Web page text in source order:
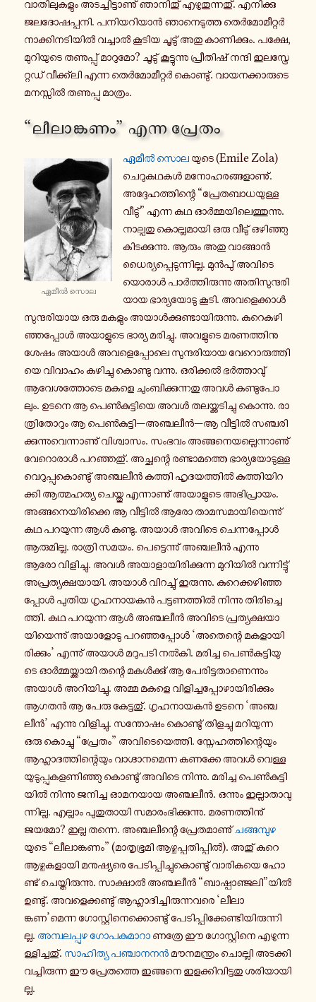
വാ​തി​ലു​ക​ളും അട​ച്ചി​ട്ടാ​ണു് ഞാ​നി​തു് എഴു​തു​ന്ന​തു്. എനി​ക്കു
ജല​ദോ​ഷ​പ്പ​നി. പനി​യ​റി​യാൻ ഞാ​നെ​ടു​ത്ത തെർ​മോ​മീ​റ്റർ
നാ​ക്കി​ന​ടി​യിൽ വച്ചാൽ കൂടിയ ചൂടു് അതു കാ​ണി​ക്കും. പക്ഷേ,
മു​റി​യു​ടെ തണു​പ്പു് മാ​റു​മോ? ചൂടു് കൂ​ട്ടു​ന്നു പ്രീ​തി​ഷ് നന്ദി ഇല​സ്ട്രേ​
റ്റ​ഡ് വീ​ക്ക്ലി എന്ന തെർ​മോ​മീ​റ്റർ കൊ​ണ്ടു്. വാ​യ​ന​ക്കാ​രു​ടെ
മന​സ്സിൽ തണു​പ്പു മാ​ത്രം.
“ലീ​ലാ​ങ്ക​ണം” എന്ന പ്രേ​തം
ഏമീൽ സൊല
ഏമീൽ സൊല യുടെ (Emile Zola)
ചെ​റു​ക​ഥ​കൾ മനോ​ഹ​ര​ങ്ങ​ളാ​ണു്.
അദ്ദേ​ഹ​ത്തി​ന്റെ “പ്രേ​ത​ബാ​ധ​യു​ള്ള
വീടു്” എന്ന കഥ ഓർ​മ്മ​യി​ലെ​ത്തു​ന്നു.
നാ​ല്പ​തു കൊ​ല്ല​മാ​യി ഒരു വീടു് ഒഴി​ഞ്ഞു
കി​ട​ക്കു​ന്നു. ആരും അതു വാ​ങ്ങാൻ
ധൈ​ര്യ​പ്പെ​ടു​ന്നി​ല്ല. മുൻ​പു് അവി​ടെ​
യൊ​രാൾ പാർ​ത്തി​രു​ന്നു അതി​സു​ന്ദ​രി​
യായ ഭാ​ര്യ​യോ​ടു കൂടി. അവ​ളെ​ക്കാൾ
സു​ന്ദ​രി​യായ ഒരു മകളും അയാൾ​ക്കു​ണ്ടാ​യി​രു​ന്നു. കു​റെ​ക​ഴി​
ഞ്ഞ​പ്പോൾ അയാ​ളു​ടെ ഭാര്യ മരി​ച്ചു. അവ​ളു​ടെ മര​ണ​ത്തി​നു
ശേഷം അയാൾ അവ​ളെ​പ്പോ​ലെ സു​ന്ദ​രി​യായ വേ​റൊ​രു​ത്തി​
യെ വി​വാ​ഹം കഴി​ച്ചു കൊ​ണ്ടു വന്നു. ഒരി​ക്കൽ ഭർ​ത്താ​വു്
ആവേ​ശ​ത്തോ​ടെ മകളെ ചും​ബി​ക്കു​ന്ന​തു അവൾ കണ്ടു​പോ​
ലും. ഉടനെ ആ പെൺ​കു​ട്ടി​യെ അവൾ തല​യ്ക്ക​ടി​ച്ചു കൊ​ന്നു. രാ​
ത്രി​തോ​റും ആ പെൺ​കു​ട്ടി—അഞ്ച​ലീൻ—ആ വീ​ട്ടിൽ സഞ്ച​രി​
ക്കു​ന്നു​വെ​ന്നാ​ണു് വി​ശ്വാ​സം. സംഭവം അങ്ങ​നെ​യ​ല്ലെ​ന്നാ​ണു്
വേ​റൊ​രാൾ പറ​ഞ്ഞ​തു്. അച്ഛ​ന്റെ രണ്ടാ​മ​ത്തെ ഭാ​ര്യ​യോ​ടു​ള്ള
വെ​റു​പ്പു​കൊ​ണ്ടു് അഞ്ച​ലീൻ കത്തി ഹൃ​ദ​യ​ത്തിൽ കു​ത്തി​യി​റ​
ക്കി ആത്മ​ഹ​ത്യ ചെ​യ്തു എന്നാ​ണു് അയാ​ളു​ടെ അഭി​പ്രാ​യം.
അങ്ങ​നെ​യി​രി​ക്കെ ആ വീ​ട്ടിൽ ആരോ താ​മ​സ​മാ​യി​യെ​ന്നു്
കഥ പറ​യു​ന്ന ആൾ കണ്ടു. അയാൾ അവിടെ ചെ​ന്ന​പ്പോൾ
ആരു​മി​ല്ല. രാ​ത്രി സമയം. പെ​ട്ടെ​ന്നു് അഞ്ച​ലീൻ എന്നു
ആരോ വി​ളി​ച്ചു. അവൾ അയാ​ളാ​യി​രി​ക്കു​ന്ന മു​റി​യിൽ വന്നി​ട്ടു്
അപ്ര​ത്യ​ക്ഷ​യാ​യി. അയാൾ വി​റ​ച്ചു് ഇരു​ന്നു. കു​റെ​ക്ക​ഴി​ഞ്ഞ​
പ്പോൾ പുതിയ ഗൃ​ഹ​നാ​യ​കൻ പട്ട​ണ​ത്തിൽ നി​ന്നു തി​രി​ച്ചെ​
ത്തി. കഥ പറ​യു​ന്ന ആൾ അഞ്ച​ലീൻ അവിടെ പ്ര​ത്യ​ക്ഷ​യാ​
യി​യെ​ന്നു് അയാ​ളോ​ടു പറ​ഞ്ഞ​പ്പോൾ ‘അതെ​ന്റെ മക​ളാ​യി​
രി​ക്കും’ എന്നു് അയാൾ മറു​പ​ടി നൽകി. മരി​ച്ച പെൺ​കു​ട്ടി​യു​
ടെ ഓർ​മ്മ​യ്ക്കാ​യി തന്റെ മകൾ​ക്കു് ആ പേ​രി​ട്ട​താ​ണെ​ന്നും
അയാൾ അറി​യി​ച്ചു. അമ്മ മകളെ വി​ളി​ച്ച​പ്പോ​ഴാ​യി​രി​ക്കും
ആഗതൻ ആ പേരു കേ​ട്ട​തു്. ഗൃ​ഹ​നാ​യ​കൻ ഉടനെ ‘അഞ്ച​
ലീൻ’ എന്നു വി​ളി​ച്ചു. സന്തോ​ഷം കൊ​ണ്ടു് തി​ള​ച്ചു മറി​യു​ന്ന
ഒരു കൊ​ച്ചു “പ്രേ​തം” അവി​ടെ​യെ​ത്തി. സ്നേ​ഹ​ത്തി​ന്റെ​യും
ആഹ്ലാ​ദ​ത്തി​ന്റെ​യും വാ​ഗ്ദാ​ന​മെ​ന്ന കണ​ക്കേ അവൾ വെ​ള്ള​
യു​ടു​പ്പു​ക​ള​ണി​ഞ്ഞു കൊ​ണ്ടു് അവിടെ നി​ന്നു. മരി​ച്ച പെൺ​കു​ട്ടി​
യിൽ നി​ന്നു ജനി​ച്ച ഓമ​ന​യായ അഞ്ച​ലീൻ. ഒന്നും ഇല്ലാ​താ​വു​
ന്നി​ല്ല. എല്ലാം പു​തു​താ​യി സമാ​രം​ഭി​ക്കു​ന്നു. മര​ണ​ത്തി​നു്
ജയമോ? ഇല്ല തന്നെ. അഞ്ച​ലീ​ന്റെ പ്രേ​ത​മാ​ണു്ചങ്ങ​മ്പുഴ
യുടെ “ലീ​ലാ​ങ്ക​ണം” (മാ​തൃ​ഭൂ​മി ആഴ്ച​പ്പ​തി​പ്പിൽ). അതു് കുറെ
ആഴ്ച​ക​ളാ​യി മനു​ഷ്യ​രെ പേ​ടി​പ്പി​ച്ചു​കൊ​ണ്ടു് വാ​രി​ക​യെ ഹോ​
ണ്ട് ചെ​യ്തി​രു​ന്നു. സാ​ക്ഷാൽ അഞ്ച​ലീൻ “ബാ​ഷ്പാ​ഞ്ജ​ലി”യിൽ
ഉണ്ടു്. അവ​ളെ​ക്ക​ണ്ടു് ആഹ്ലാ​ദി​ച്ചി​രു​ന്ന​വ​രെ ‘ലീ​ലാ​
ങ്കണ’മെന്ന ഗോ​സ്റ്റി​നെ​ക്കൊ​ണ്ടു് പേ​ടി​പ്പി​ക്കേ​ണ്ടി​യി​രു​ന്നി​
ല്ല. അമ്പ​ല​പ്പുഴ ഗോ​പ​കു​മാ​റാ ണത്രേ ഈ ഗോ​സ്റ്റി​നെ എഴു​ന്ന​
ള്ളി​ച്ച​തു്. സാ​ഹി​ത്യ പഞ്ചാ​ന​നൻ മൗ​ന​മ​ന്ത്രം ചൊ​ല്ലി അട​ക്കി​
വ​ച്ചി​രു​ന്ന ഈ പ്രേ​ത​ത്തെ ഇങ്ങ​നെ ഇള​ക്കി​വി​ട്ട​തു ശരി​യാ​യി​
ല്ല.